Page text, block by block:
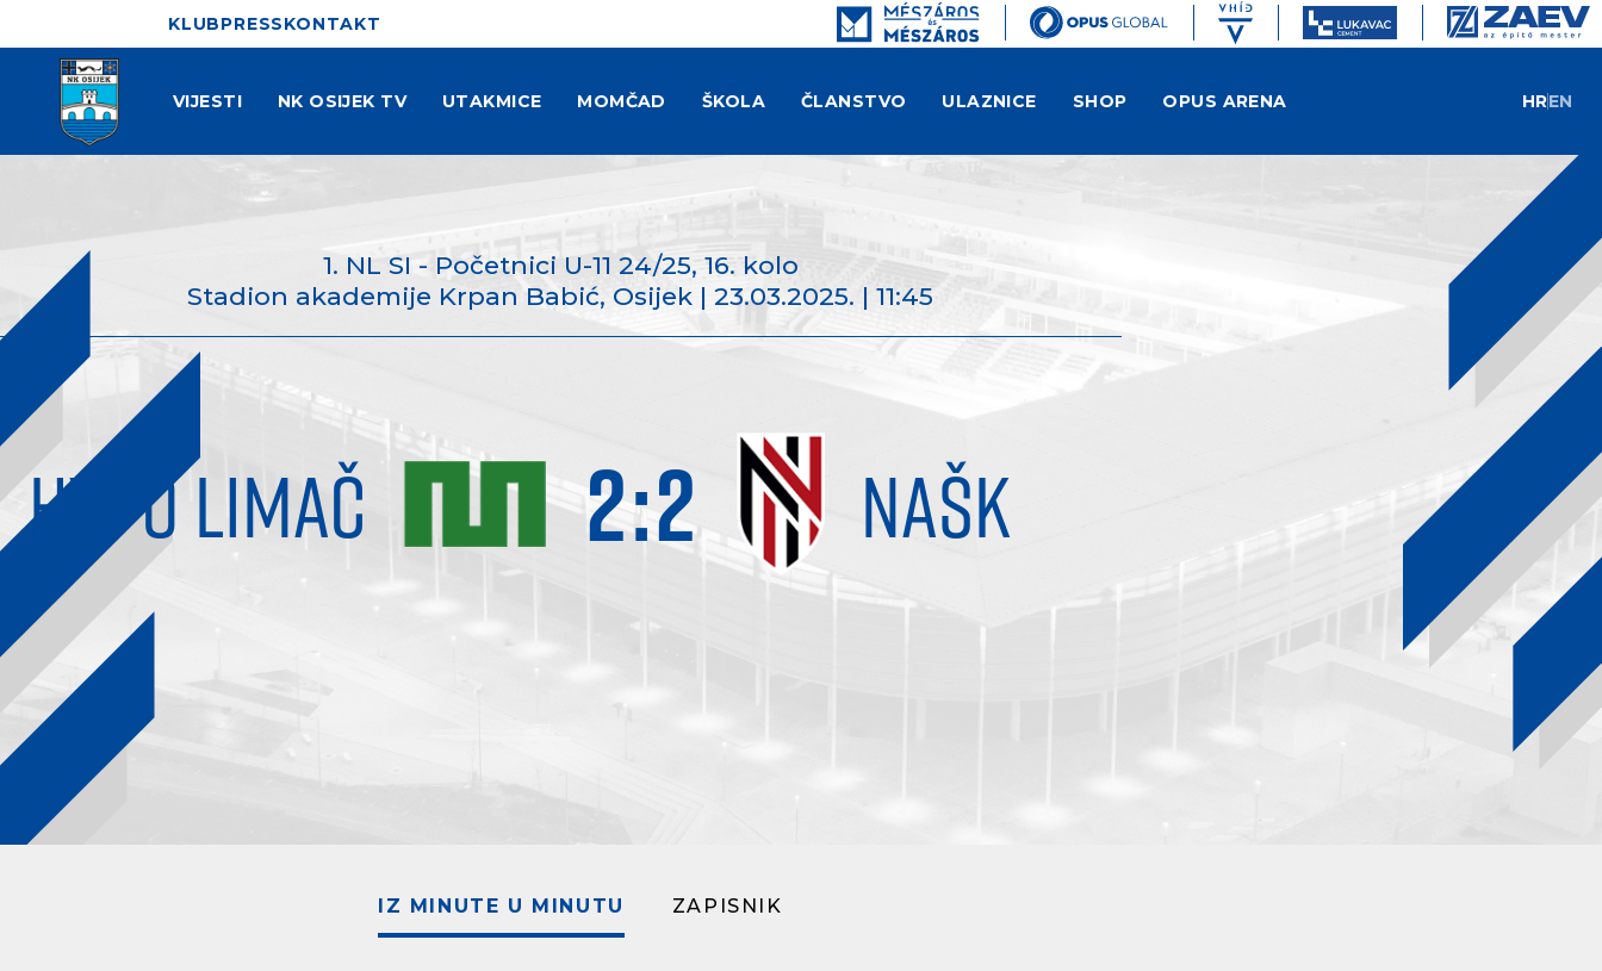
KLUBPRESSKONTAKT
VIJESTI NK OSIJEK TV UTAKMICE MOMČAD ŠKOLA ČLANSTVO ULAZNICE SHOP OPUS ARENA HREN
1. NL SI - Početnici U-11 24/25, 16. kolo
Stadion akademije Krpan Babić, Osijek | 23.03.2025. | 11:45
HYPO LIMAČ NAŠK
2:2
IZ MINUTE U MINUTU ZAPISNIK